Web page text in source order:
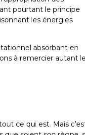
pourtant le principe
les énergies
absorbant en
à remercier autant
ce qui est. Mais